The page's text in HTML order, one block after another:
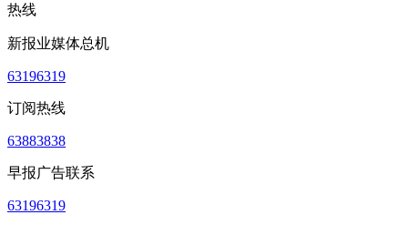
热线
新报业媒体总机
63196319
订阅热线
63883838
早报广告联系
63196319